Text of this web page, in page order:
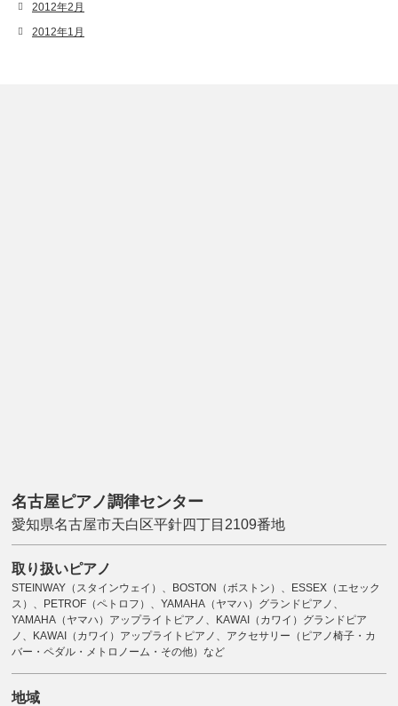
2012年2月
2012年1月
名古屋ピアノ調律センター
愛知県名古屋市天白区平針四丁目2109番地
取り扱いピアノ
STEINWAY（スタインウェイ）、BOSTON（ボストン）、ESSEX（エセック
ス）、PETROF（ペトロフ）、YAMAHA（ヤマハ）グランドピアノ、
YAMAHA（ヤマハ）アップライトピアノ、KAWAI（カワイ）グランドピア
ノ、KAWAI（カワイ）アップライトピアノ、アクセサリー（ピアノ椅子・カ
バー・ペダル・メトロノーム・その他）など
地域